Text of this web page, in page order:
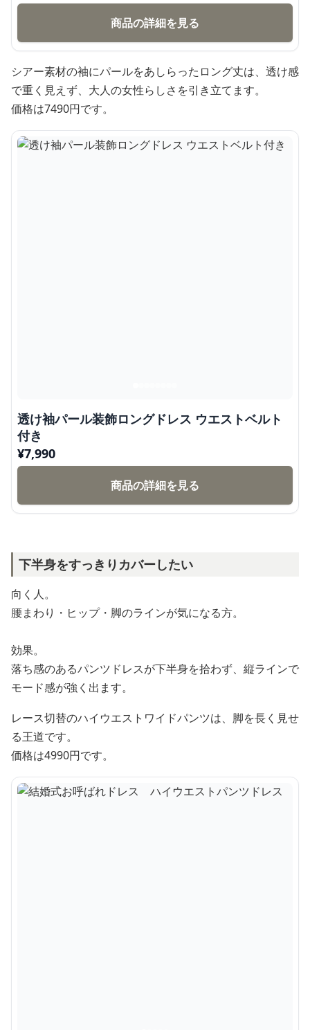
商品の詳細を見る
シアー素材の袖にパールをあしらったロング丈は、透け感
で重く見えず、大人の女性らしさを引き立てます。
価格は7490円です。
透け袖パール装飾ロングドレス ウエストベルト
付き
¥7,990
商品の詳細を見る
下半身をすっきりカバーしたい
向く人。
腰まわり・ヒップ・脚のラインが気になる方。
効果。
落ち感のあるパンツドレスが下半身を拾わず、縦ラインで
モード感が強く出ます。
レース切替のハイウエストワイドパンツは、脚を長く見せ
る王道です。
価格は4990円です。